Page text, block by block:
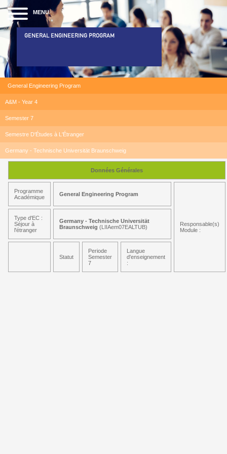
MENU
GENERAL ENGINEERING PROGRAM
General Engineering Program
A&M - Year 4
Semester 7
Semestre D'Études à L'Étranger
Germany - Technische Universität Braunschweig
Données Générales
Programme
Académique
General Engineering Program
Responsable(s)
Module :
Type d'EC :
Séjour à
l'étranger
Germany - Technische Universität
Braunschweig (LIIAem07EALTUB)
Statut
Periode
Semester
7
Langue
d'enseignement
: